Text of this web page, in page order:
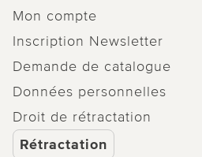
Mon compte
Inscription Newsletter
Demande de catalogue
Données personnelles
Droit de rétractation
Rétractation